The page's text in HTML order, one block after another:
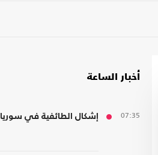
أخبار الساعة
07:35 إشكال الطائفية في سوريا